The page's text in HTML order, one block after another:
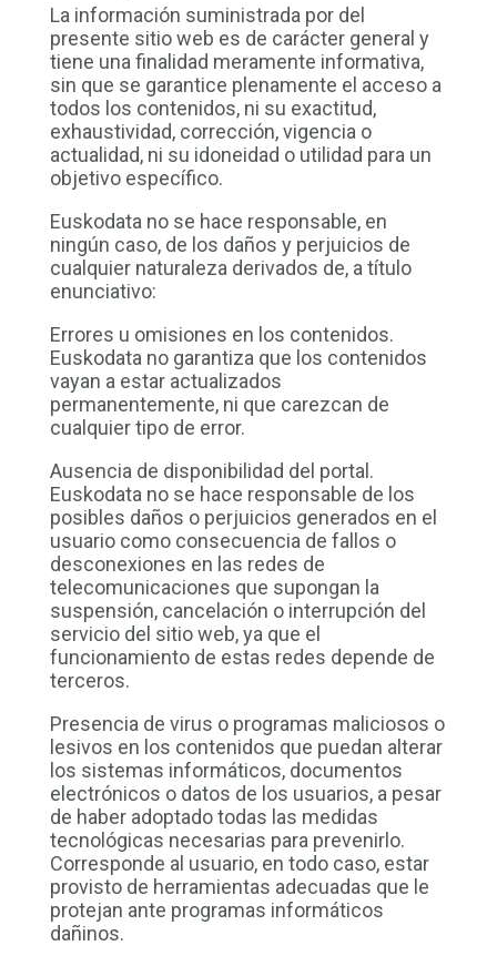
La información suministrada por del
presente sitio web es de carácter general y
tiene una finalidad meramente informativa,
sin que se garantice plenamente el acceso a
todos los contenidos, ni su exactitud,
exhaustividad, corrección, vigencia o
actualidad, ni su idoneidad o utilidad para un
objetivo específico.
Euskodata no se hace responsable, en
ningún caso, de los daños y perjuicios de
cualquier naturaleza derivados de, a título
enunciativo:
Errores u omisiones en los contenidos.
Euskodata no garantiza que los contenidos
vayan a estar actualizados
permanentemente, ni que carezcan de
cualquier tipo de error.
Ausencia de disponibilidad del portal.
Euskodata no se hace responsable de los
posibles daños o perjuicios generados en el
usuario como consecuencia de fallos o
desconexiones en las redes de
telecomunicaciones que supongan la
suspensión, cancelación o interrupción del
servicio del sitio web, ya que el
funcionamiento de estas redes depende de
terceros.
Presencia de virus o programas maliciosos o
lesivos en los contenidos que puedan alterar
los sistemas informáticos, documentos
electrónicos o datos de los usuarios, a pesar
de haber adoptado todas las medidas
tecnológicas necesarias para prevenirlo.
Corresponde al usuario, en todo caso, estar
provisto de herramientas adecuadas que le
protejan ante programas informáticos
dañinos.